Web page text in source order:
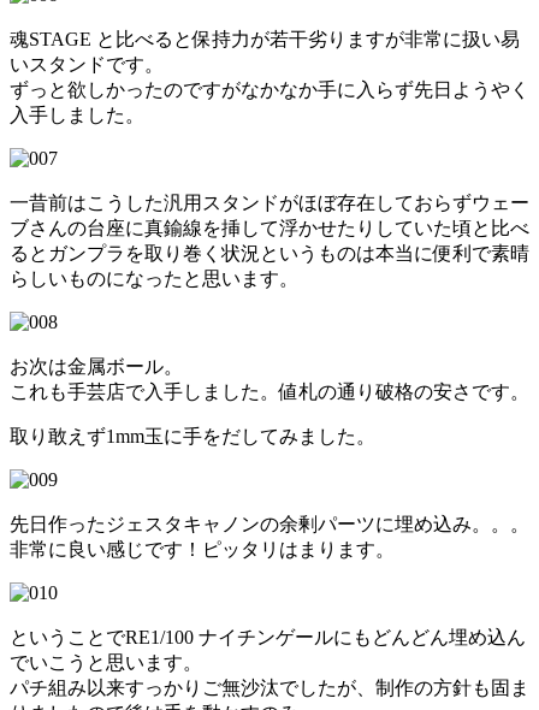
魂STAGE と比べると保持力が若干劣りますが非常に扱い易
いスタンドです。
ずっと欲しかったのですがなかなか手に入らず先日ようやく
入手しました。
一昔前はこうした汎用スタンドがほぼ存在しておらずウェー
ブさんの台座に真鍮線を挿して浮かせたりしていた頃と比べ
るとガンプラを取り巻く状況というものは本当に便利で素晴
らしいものになったと思います。
お次は金属ボール。
これも手芸店で入手しました。値札の通り破格の安さです。
取り敢えず1mm玉に手をだしてみました。
先日作ったジェスタキャノンの余剰パーツに埋め込み。。。
非常に良い感じです！ピッタリはまります。
ということでRE1/100 ナイチンゲールにもどんどん埋め込ん
でいこうと思います。
パチ組み以来すっかりご無沙汰でしたが、制作の方針も固ま